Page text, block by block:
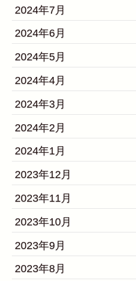
2024年7月
2024年6月
2024年5月
2024年4月
2024年3月
2024年2月
2024年1月
2023年12月
2023年11月
2023年10月
2023年9月
2023年8月